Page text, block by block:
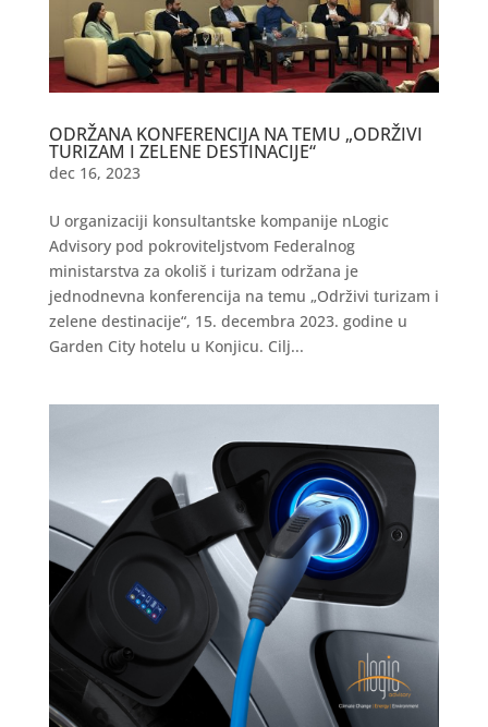
ODRŽANA KONFERENCIJA NA TEMU „ODRŽIVI
TURIZAM I ZELENE DESTINACIJE“
dec 16, 2023
U organizaciji konsultantske kompanije nLogic
Advisory pod pokroviteljstvom Federalnog
ministarstva za okoliš i turizam održana je
jednodnevna konferencija na temu „Održivi turizam i
zelene destinacije“, 15. decembra 2023. godine u
Garden City hotelu u Konjicu. Cilj...